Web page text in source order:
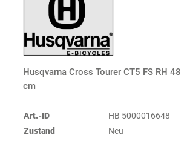
Husqvarna Cross Tourer CT5 FS RH 48
cm
Art.-ID
HB 5000016648
Zustand
Neu